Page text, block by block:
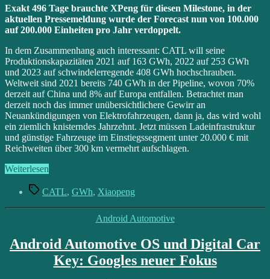
50.000
P7
produziert
Exakt 496 Tage brauchte XPeng für diesen Milestone, in der
aktuellen Pressemeldung wurde der Forecast nun von 100.000
auf 200.000 Einheiten pro Jahr verdoppelt.
In dem Zusammenhang auch interessant: CATL will seine
Produktionskapazitäten 2021 auf 163 GWh, 2022 auf 253 GWh
und 2023 auf schwindelerregende 408 GWh hochschrauben.
Weltweit sind 2021 bereits 740 GWh in der Pipeline, wovon 70%
derzeit auf China und 8% auf Europa entfallen. Betrachtet man
derzeit noch das immer unübersichtlichere Gewirr an
Neuankündigungen von Elektrofahrzeugen, dann ja, das wird wohl
ein ziemlich knisterndes Jahrzehnt. Jetzt müssen Ladeinfrastruktur
und günstige Fahrzeuge im Einstiegssegment unter 20.000 € mit
Reichweiten über 300 km vermehrt aufschlagen.
Weiterlesen
auf:
P7
produziert“
Schlagwörter
CATL, GWh, Xiaopeng
Kategorien
Android Automotive
Android Automotive OS und Digital Car
Key: Googles neuer Fokus